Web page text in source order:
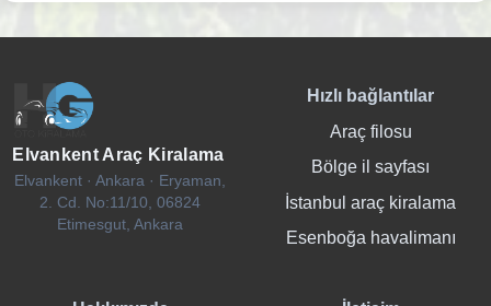
Elvankent Araç Kiralama
Elvankent · Ankara · Eryaman,
2. Cd. No:11/10, 06824
Etimesgut, Ankara
Hızlı bağlantılar
Araç filosu
Bölge il sayfası
İstanbul araç kiralama
Esenboğa havalimanı